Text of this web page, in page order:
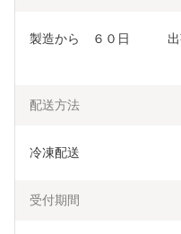
製造から　６０日　　　
配送方法
冷凍配送
受付期間